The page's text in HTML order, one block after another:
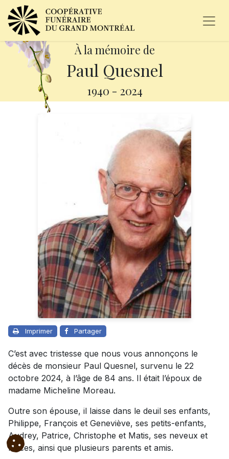
À la mémoire de
Paul Quesnel
1940 - 2024
Imprimer Partager
C’est avec tristesse que nous vous annonçons le
décès de monsieur Paul Quesnel, survenu le 22
octobre 2024, à l’âge de 84 ans. Il était l’époux de
madame Micheline Moreau.
Outre son épouse, il laisse dans le deuil ses enfants,
Philippe, François et Geneviève, ses petits-enfants,
Audrey, Patrice, Christophe et Matis, ses neveux et
nièces, ainsi que plusieurs parents et amis.